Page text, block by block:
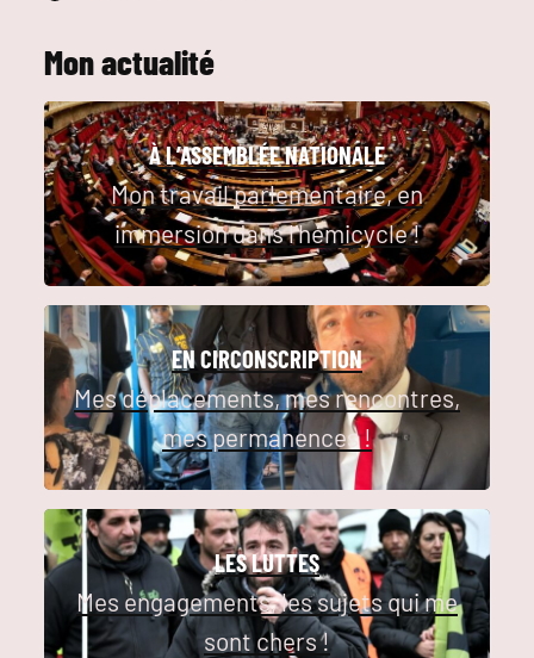
Mon actualité
À L’ASSEMBLÉE NATIONALE
Mon travail parlementaire, en
immersion dans l’hémicycle !
EN CIRCONSCRIPTION
Mes déplacements, mes rencontres,
mes permanences !
LES LUTTES
Mes engagements, les sujets qui me
sont chers !